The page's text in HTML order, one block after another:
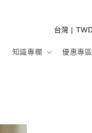
知識專欄 優惠專區
國